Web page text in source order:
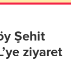
Şehit
ziyaret